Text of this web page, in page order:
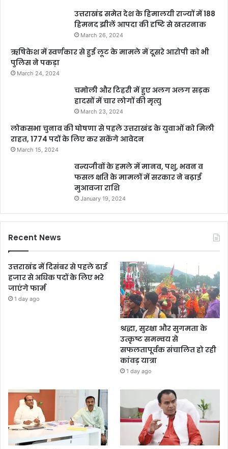
उत्तराखंड समेत देश के हिमालयी राज्यों में 188
हिमनद झीलें आपदा की दृष्टि से खतरनाक
March 26, 2024
ऋषिकेश में स्वर्णकार से हुई लूट के मामले में दूसरे आरोपी को भी
पुलिस ने पकड़ा
March 24, 2024
चमोली और टिहरी में हुए अलग अलग सड़क
हादसों में चार लोगों की मृत्यु
March 23, 2024
लोकसभा चुनाव की घोषणा से पहले उत्तराखंड के युवाओं को मिली
राहत, 1774 पदों के लिए कर सकेंगे आवेदन
March 15, 2024
वन्यजीवों के हमले में मानव, पशु, भवन व
फसल क्षति के मामलों में सरकार ने बढ़ाई
मुआवजा राशि
January 19, 2024
Recent News
उत्तराखंड में दिसंबर से पहले ढाई
हजार से अधिक पदों के लिए भरे
जाएंगे फार्म
1 day ago
श्रद्धा, सुरक्षा और सुगमता के
उत्कृष्ट समन्वय से
सफलतापूर्वक संचालित हो रही
कांवड़ यात्रा
1 day ago